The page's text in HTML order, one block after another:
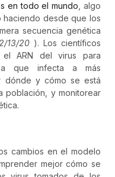
en todo el mundo, algo
haciendo desde que los
secuencia genética
13/20). Los científicos
ARN del virus para
que infecta a más
dónde y cómo se está
población, y monitorear
cambios en el modelo
mejor cómo se